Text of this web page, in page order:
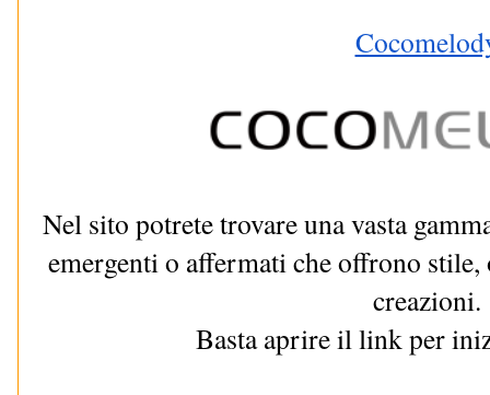
Nel sito potrete trovare una vasta
emergenti o affermati che offrono
creazioni.
Basta aprire il link per